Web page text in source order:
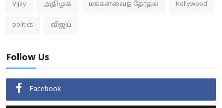
Vijay அதிமுக மக்களவைத் தேர்தல் Kollywood
politics விஜய்
Follow Us
Facebook